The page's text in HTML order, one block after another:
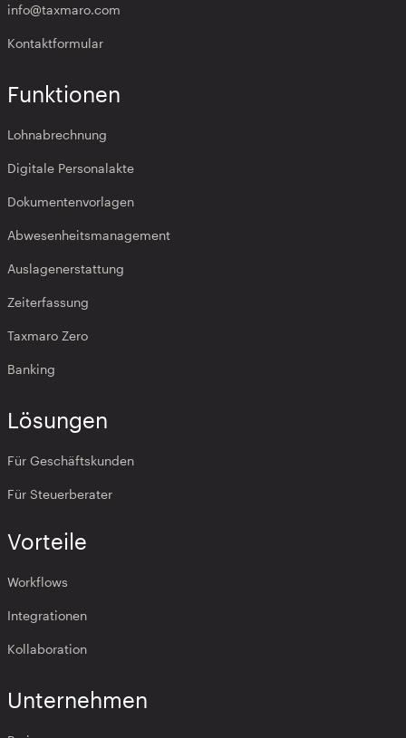
info@taxmaro.com
Kontaktformular
Funktionen
Lohnabrechnung
Digitale Personalakte
Dokumentenvorlagen
Abwesenheitsmanagement
Auslagenerstattung
Zeiterfassung
Taxmaro Zero
Banking
Lösungen
Für Geschäftskunden
Für Steuerberater
Vorteile
Workflows
Integrationen
Kollaboration
Unternehmen